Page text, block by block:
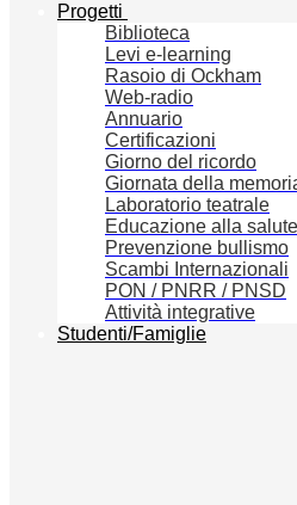
Progetti
Biblioteca
Levi e-learning
Rasoio di Ockham
Web-radio
Annuario
Certificazioni
Giorno del ricordo
Giornata della
Laboratorio teatrale
Educazione alla salute
Prevenzione bullismo
Scambi Internazionali
PON / PNRR / PNSD
Attività integrative
Studenti/Famiglie